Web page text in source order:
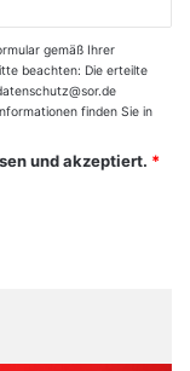
gemäß Ihrer
beachten: Die erteilte
finden Sie in
und akzeptiert. *